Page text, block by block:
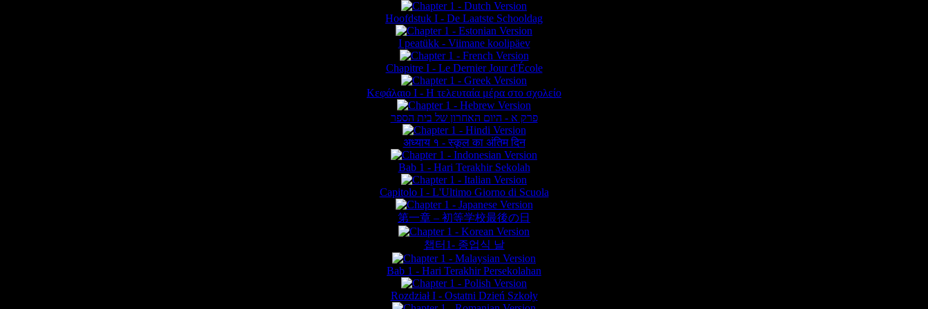
Hoofdstuk I - De Laatste Schooldag
I peatükk - Viimane koolipäev
Chapitre I - Le Dernier Jour d'École
Κεφάλαιο Ι - Η τελευταία μέρα στο σχολείο
פרק א - היום האחרון של בית הספר
अध्याय १ - स्कूल का अंतिम दिन
Bab 1 - Hari Terakhir Sekolah
Capitolo I - L'Ultimo Giorno di Scuola
第一章 – 初等学校最後の日
챕터1- 종업식 날
Bab 1 - Hari Terakhir Persekolahan
Rozdział I - Ostatni Dzień Szkoły